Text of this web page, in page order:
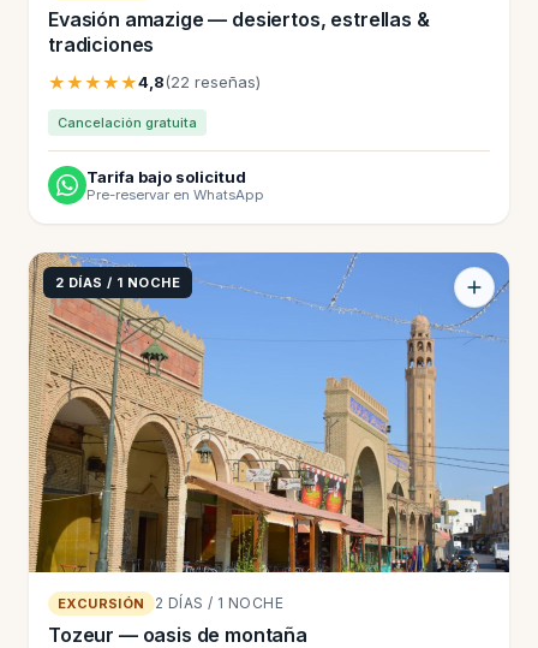
Evasión amazige — desiertos, estrellas &
tradiciones
★★★★★4,8(22 reseñas)
Cancelación gratuita
Tarifa bajo solicitud
Pre-reservar en WhatsApp
2 DÍAS / 1 NOCHE
EXCURSIÓN 2 DÍAS / 1 NOCHE
Tozeur — oasis de montaña